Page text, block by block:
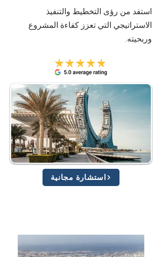
استفد من رؤى التخطيط والتنفيذ
الاستراتيجي التي تعزز كفاءة المشروع
وربحيته.
استشارة مجانية